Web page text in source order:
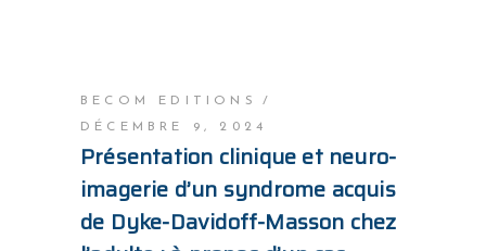
BECOM EDITIONS
DÉCEMBRE 9, 2024
Présentation clinique et neuro-
imagerie d’un syndrome acquis
de Dyke-Davidoff-Masson chez